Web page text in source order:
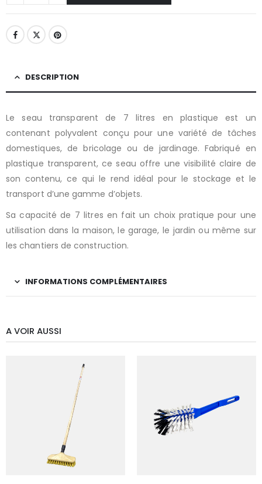
DESCRIPTION
Le seau transparent de 7 litres en plastique est un
contenant polyvalent conçu pour une variété de tâches
domestiques, de bricolage ou de jardinage. Fabriqué en
plastique transparent, ce seau offre une visibilité claire de
son contenu, ce qui le rend idéal pour le stockage et le
transport d’une gamme d’objets.
Sa capacité de 7 litres en fait un choix pratique pour une
utilisation dans la maison, le garage, le jardin ou même sur
les chantiers de construction.
INFORMATIONS COMPLÉMENTAIRES
A VOIR AUSSI